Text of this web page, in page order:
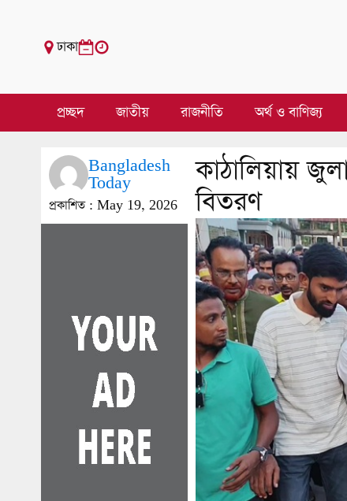
ঢাকা
প্রচ্ছদ জাতীয় রাজনীতি অর্থ ও বাণিজ্য
Bangladesh
Today
প্রকাশিত : May 19, 2026
কাঠালিয়ায়
বিতরণ